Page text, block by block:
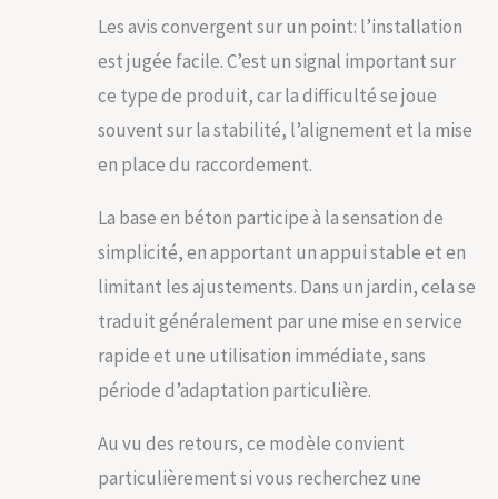
Les avis convergent sur un point: l’installation
est jugée facile. C’est un signal important sur
ce type de produit, car la difficulté se joue
souvent sur la stabilité, l’alignement et la mise
en place du raccordement.
La base en béton participe à la sensation de
simplicité, en apportant un appui stable et en
limitant les ajustements. Dans un jardin, cela se
traduit généralement par une mise en service
rapide et une utilisation immédiate, sans
période d’adaptation particulière.
Au vu des retours, ce modèle convient
particulièrement si vous recherchez une